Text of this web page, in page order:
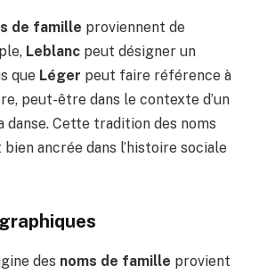
de famille proviennent de
Leblanc peut désigner un
que Léger peut faire référence à
peut-être dans le contexte d’un
danse. Cette tradition des noms
ancrée dans l’histoire sociale
des noms de famille provient